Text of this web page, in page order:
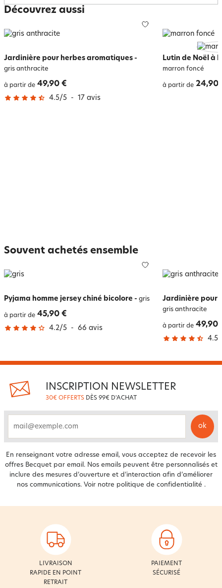
Découvrez aussi
Jardinière pour herbes aromatiques -
gris anthracite
à partir de 49,90 €
4.5/5 - 17 avis
Lutin de Noël à
marron foncé
à partir de 24,90
Souvent achetés ensemble
Pyjama homme jersey chiné bicolore - gris
à partir de 45,90 €
4.2/5 - 66 avis
Jardinière pour
gris anthracite
à partir de 49,90
4.5
INSCRIPTION NEWSLETTER
30€ OFFERTS DÈS 99€ D'ACHAT
email
ok
En renseignant votre adresse email, vous acceptez de recevoir les
offres Becquet par email. Nos emails peuvent être personnalisés et
inclure des mesures d’ouverture et d’interaction afin d’améliorer
nos communications. Voir notre politique de confidentialité .
LIVRAISON
RAPIDE EN POINT
RETRAIT
PAIEMENT
SÉCURISÉ